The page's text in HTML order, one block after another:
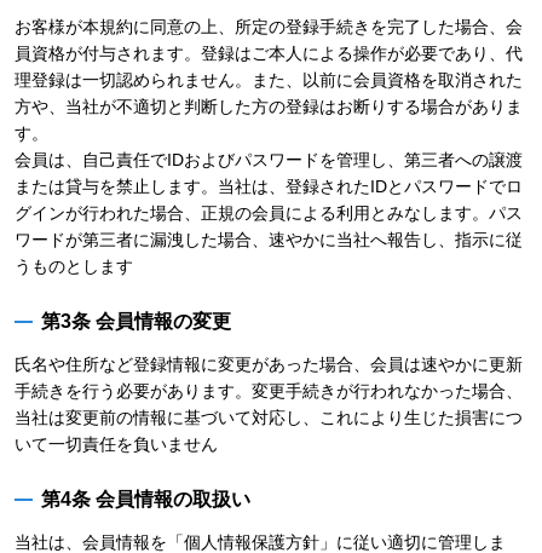
お客様が本規約に同意の上、所定の登録手続きを完了した場合、会
員資格が付与されます。登録はご本人による操作が必要であり、代
理登録は一切認められません。また、以前に会員資格を取消された
方や、当社が不適切と判断した方の登録はお断りする場合がありま
す。
会員は、自己責任でIDおよびパスワードを管理し、第三者への譲渡
または貸与を禁止します。当社は、登録されたIDとパスワードでロ
グインが行われた場合、正規の会員による利用とみなします。パス
ワードが第三者に漏洩した場合、速やかに当社へ報告し、指示に従
うものとします
第3条 会員情報の変更
氏名や住所など登録情報に変更があった場合、会員は速やかに更新
手続きを行う必要があります。変更手続きが行われなかった場合、
当社は変更前の情報に基づいて対応し、これにより生じた損害につ
いて一切責任を負いません
第4条 会員情報の取扱い
当社は、会員情報を「個人情報保護方針」に従い適切に管理しま